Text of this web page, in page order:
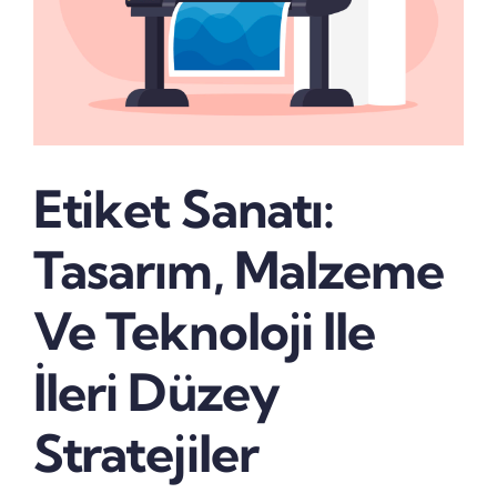
Etiket Sanatı:
Tasarım, Malzeme
Ve Teknoloji Ile
İleri Düzey
Stratejiler